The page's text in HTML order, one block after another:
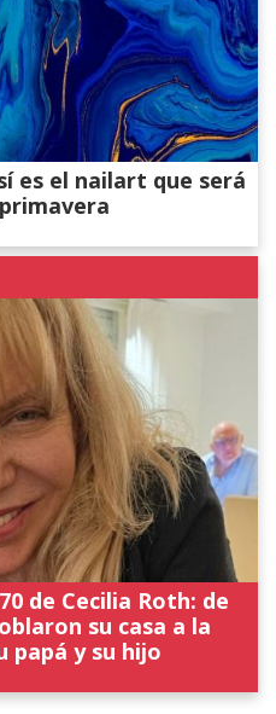
es el nailart que será
de Cecilia Roth: de
su casa a la
papá y su hijo